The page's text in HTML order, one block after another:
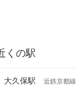
くの駅
大久保駅 近鉄京都線